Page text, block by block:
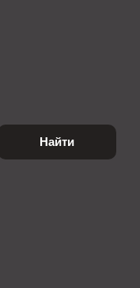
Найти